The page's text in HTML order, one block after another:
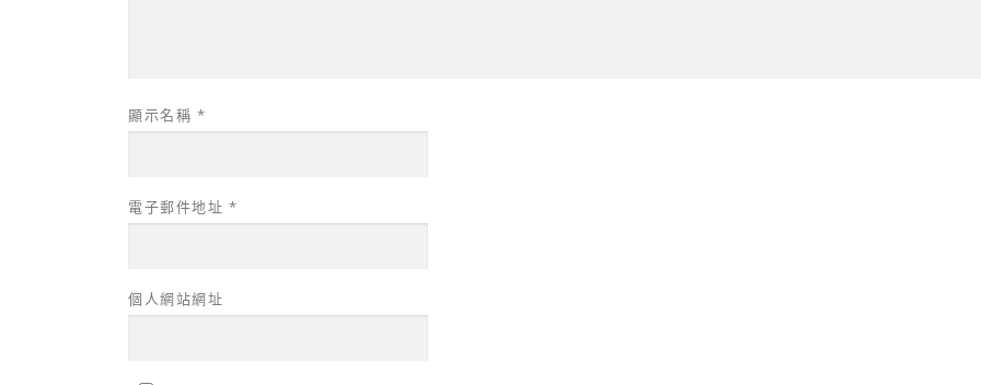
顯示名稱 *
電子郵件地址 *
個人網站網址